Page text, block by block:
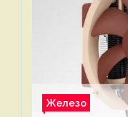
Железо